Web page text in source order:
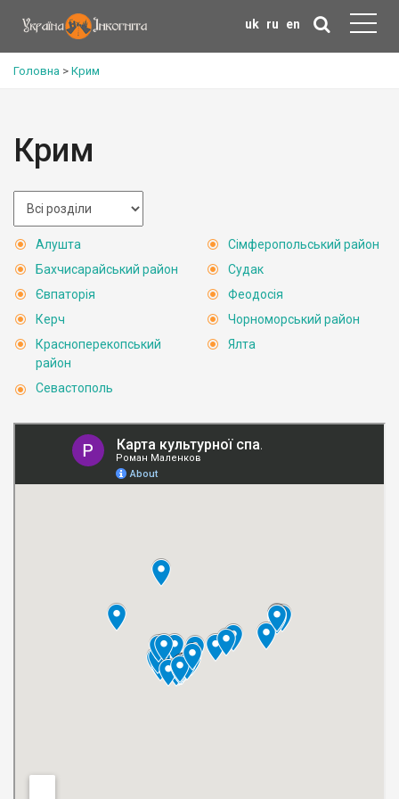
uk ru en
Головна > Крим
Крим
Алушта
Бахчисарайський район
Євпаторія
Керч
Красноперекопський
район
Севастополь
Сімферопольський район
Судак
Феодосія
Чорноморський район
Ялта